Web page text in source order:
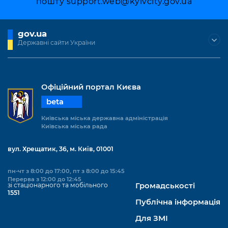
Підприємства, установи, організації
Річні звіти
Безбар'єрність
Київська міська військова адміністрація
Безбар'єрність
Портал послуг
Важливе під час воєнного стану
Уряд» – місцевий рівень»
Портал даних Києва
gov.ua
Державні сайти України
Офіційний портал Києва
beta
Київська міська державна адміністрація
Київська міська рада
вул. Хрещатик, 36, м. Київ, 01001
пн-чт з 8:00 до 17:00, пт з 8:00 до 15:45
Перерва з 12:00 до 12:45
зі стаціонарного та мобільного
1551
Громадськості
Публічна інформація
Для ЗМІ